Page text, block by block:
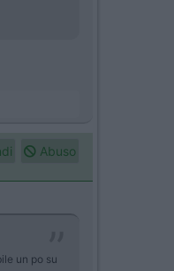
Abuso
un po su